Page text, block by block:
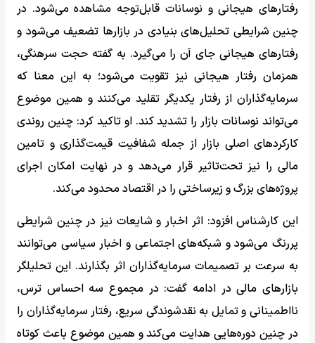
رفتارهای هیجانی و نوسانات قابل‌توجه مشاهده می‌شود. در
چنین شرایطی تحلیل‌های بنیادی در بازارها تضعیف می‌شود و
رفتارهای هیجانی جای آن را می‌گیرد. به گفته حجت سرهنگی،
همزمان رفتار هیجانی نیز تقویت می‌شود؛ به این معنا که
سرمایه‌گذاران از رفتار یکدیگر تقلید می‌کنند و همین موضوع
می‌تواند نوسانات بازار را تشدید کند. او تاکید کرد: چنین روندی
کارکردهای اصلی بازار از جمله شفافیت قیمت‌گذاری و تامین
مالی را نیز تحت‌تاثیر قرار می‌دهد و در نهایت امکان اجرای
پروژه‌های بزرگ و زیرساختی را در اقتصاد محدود می‌کند.
این کارشناس افزود: اثر اخبار و شایعات نیز در چنین شرایطی
پررنگ می‌شود و شبکه‌های اجتماعی و اخبار سیاسی می‌توانند
به سرعت بر تصمیمات سرمایه‌گذاران اثر بگذارند. این تحلیلگر
بازارهای مالی در ادامه گفت: در مجموع سه احساس ترس،
نااطمینانی و تمایل به نقدشوندگی سریع، رفتار سرمایه‌گذاران را
در چنین دوره‌هایی هدایت می‌کند و همین موضوع باعث کوتاه